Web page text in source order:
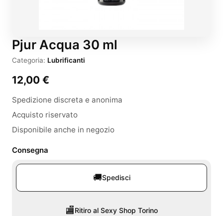
Pjur Acqua 30 ml
Categoria: Lubrificanti
12,00 €
Spedizione discreta e anonima
Acquisto riservato
Disponibile anche in negozio
Consegna
🚚Spedisci
🏬Ritiro al Sexy Shop Torino